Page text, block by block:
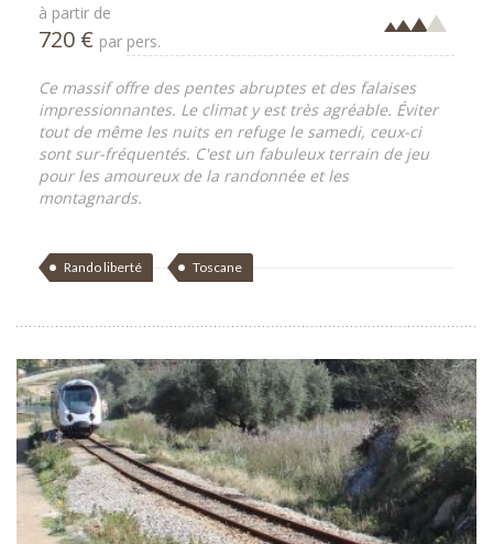
à partir de
720 € par pers.
Ce massif offre des pentes abruptes et des falaises
impressionnantes. Le climat y est très agréable. Éviter
tout de même les nuits en refuge le samedi, ceux-ci
sont sur-fréquentés. C'est un fabuleux terrain de jeu
pour les amoureux de la randonnée et les
montagnards.
Rando liberté Toscane